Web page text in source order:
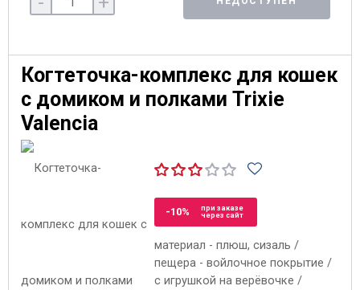
Когтеточка-комплекс для кошек
с домиком и полками Trixie
Valencia
-10%
при заказе
через сайт
материал - плюш, сизаль /
пещера - войлочное покрытие /
с игрушкой на верёвочке /